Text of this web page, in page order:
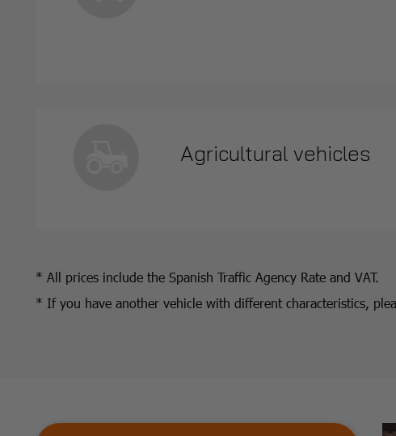
Agricultural vehicles
* All prices include the Spanish Traffic Agency Rate and VAT.
* If you have another vehicle with different characteristics,